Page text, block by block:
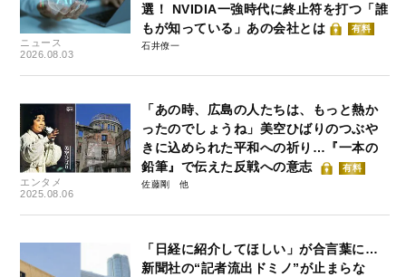
ニュース
2026.08.03
選！ NVIDIA一強時代に終止符を打つ「誰
もが知っている」あの会社とは
有料
石井僚一
エンタメ
2025.08.06
「あの時、広島の人たちは、もっと熱か
ったのでしょうね」美空ひばりのつぶや
きに込められた平和への祈り…『一本の
鉛筆』で伝えた反戦への意志
有料
佐藤剛
「日経に紹介してほしい」が合言葉に…
新聞社の“記者流出ドミノ”が止まらな